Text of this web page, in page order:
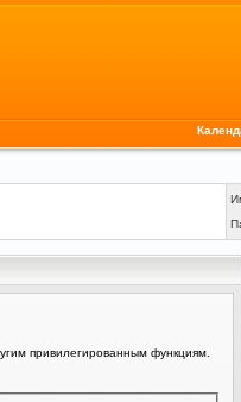
привилегированным функциям.